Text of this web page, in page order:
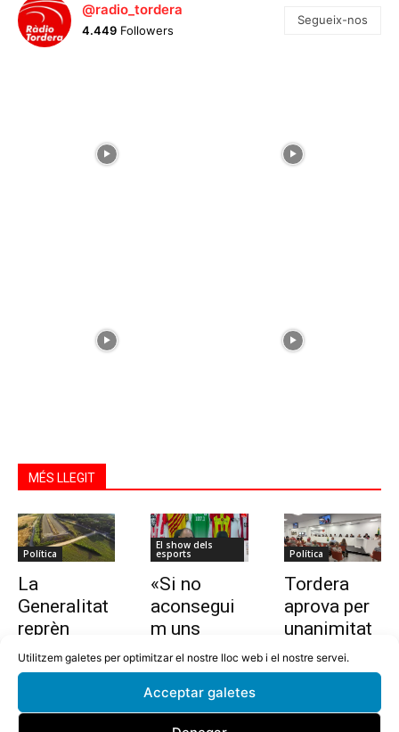
Utilitzem galetes per optimitzar el nostre lloc web i el nostre servei.
Acceptar galetes
@radio_tordera
4.449 Followers
Segueix-nos
MÉS LLEGIT
Política
La
Generalitat
reprèn
l’estudi per
allargar la
Tordera
El show dels
esports
«Si no
aconsegui
m uns
10.000
euros en
dues
setmanes,
Política
Tordera
aprova per
unanimitat
la nova
ordenança i
nt del